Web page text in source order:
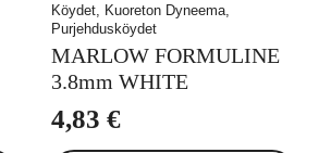
Köydet, Kuoreton Dyneema,
Purjehdusköydet
MARLOW FORMULINE
3.8mm WHITE
4,83€